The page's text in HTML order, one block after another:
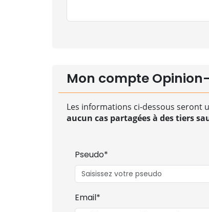
Mon compte
Les informations ci-dessous seront
aucun cas partagées à des tiers
Pseudo*
Email*